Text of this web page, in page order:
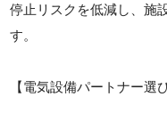
停止リスクを低減し、施
す。
【電気設備パートナー選